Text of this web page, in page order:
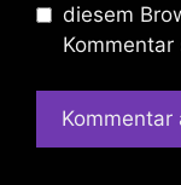
diesem
Kommentar